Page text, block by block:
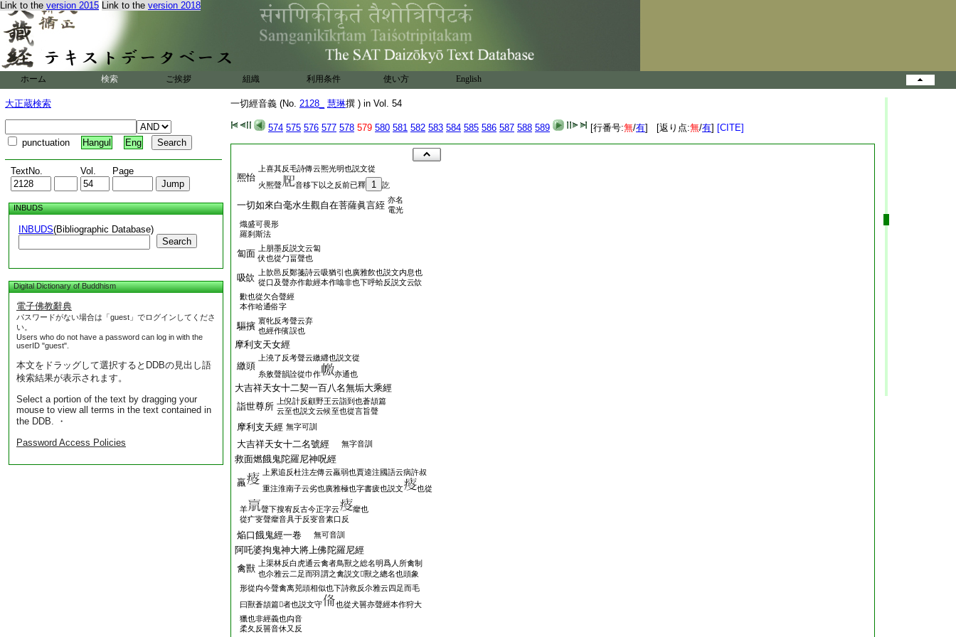
Link to the version 2015 Link to the version 2018
ホーム 検索 ご挨拶 組織 利用条件 使い方 English
大正蔵検索
punctuation Hangul Eng
TextNo. Vol. Page
INBUDS
INBUDS(Bibliographic Database)
Search
Digital Dictionary of Buddhism
電子佛教辭典
パスワードがない場合は「guest」でログインしてくださ
い。
Users who do not have a password can log in with the
userID "guest".
本文をドラッグして選択するとDDBの見出し語
検索結果が表示されます。
Select a portion of the text by dragging your
mouse to view all terms in the text contained in
the DDB. ・
Password Access Policies
一切經音義 (No. 2128_ 慧琳撰 ) in Vol. 54
574 575 576 577 578 579 580 581 582 583 584 585 586 587 588 589 [行番号:無/有] [返り点:無/有] [CITE]
熈怡
上喜其反毛詩傳云熈光明也説文從
火熈聲
音移下以之反前已釋 1 訖
一切如來白毫水生觀自在菩薩眞言絰 亦名
電光
熾盛可畏形
羅刹斯法
匐面
上朋墨反説文云匐
伏也從勹畐聲也
吸欱
上歆邑反鄭箋詩云吸猶引也廣雅飮也説文内息也
從口及聲亦作歙經本作噏非也下呼蛤反説文云欱
歠也從欠合聲經
本作哈通俗字
驅擯 賔牝反考聲云弃
也經作儐誤也
摩利支天女經
繳頭
上澆了反考聲云繳纒也説文從
糸敫聲韻詮從巾作
亦通也
大吉祥天女十二契一百八名無垢大乘經
詣世尊所
上倪計反顧野王云詣到也蒼頡篇
云至也説文云候至也從言旨聲
摩利支天經 無字可訓
大吉祥天女十二名號經 無字音訓
救面燃餓鬼陀羅尼神呪經
羸
上累追反杜注左傳云羸弱也賈逵注國語云病許叔
重注淮南子云劣也廣雅極也字書疲也説文
也從
羊 聲下搜宥反古今正字云
癯也
從疒叜聲癯音具于反叜音素口反
焔口餓鬼經一卷 無可音訓
阿吒婆拘鬼神大將上佛陀羅尼經
禽獸
上渠林反白虎通云禽者鳥獸之総名明爲人所禽制
也尒雅云二足而羽謂之禽説文𡗱獸之總名也頭象
形從禸今聲禽离兕頭相似也下詩救反尒雅云四足而毛
曰獸蒼頡篇𡗱者也説文守
也從犬嘼亦聲經本作狩大
獵也非經義也禸音
柔夂反嘼音休又反